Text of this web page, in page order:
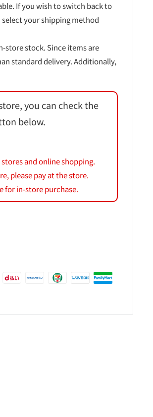
If you wish to switch back to
your shipping method
store stock. Since items are
standard delivery. Additionally,
you can check the
below.
and online shopping.
please pay at the store.
for in-store purchase.